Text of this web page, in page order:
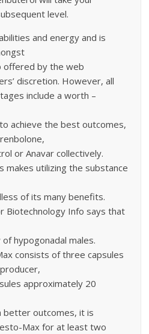
level.
and energy and is
offered by the web
discretion. However, all
include a worth –
achieve the best outcomes,
or Anavar collectively.
makes utilizing the substance
of its many benefits.
Biotechnology Info says that
hypogonadal males.
consists of three capsules
approximately 20
better outcomes, it is
Max for at least two